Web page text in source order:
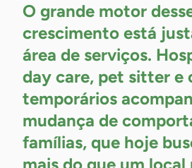
O grande motor
crescimento está
área de serviços.
day care, pet sitter e
temporários
mudança de
famílias, que hoje